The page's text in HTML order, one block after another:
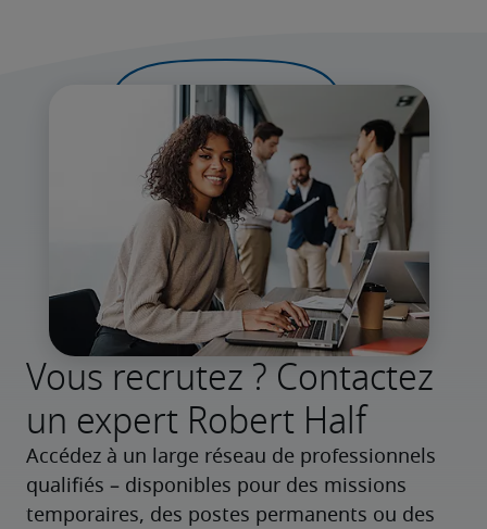
Vous recrutez ? Contactez
un expert Robert Half
Accédez à un large réseau de professionnels
qualifiés – disponibles pour des missions
temporaires, des postes permanents ou des